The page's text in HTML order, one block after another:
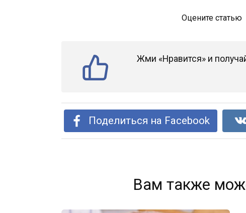
Оцените статью
Жми «Нравится» и
Поделиться на Facebook
Вам также